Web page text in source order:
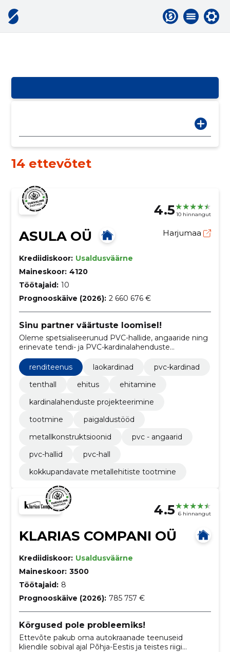
14 ettevõtet
4.5 10 hinnangut
ASULA OÜ Harjumaa
Krediidiskoor: Usaldusväärne
Maineskoor: 4120
Töötajaid: 10
Prognooskäive (2026): 2 660 676 €
Sinu partner väärtuste loomisel!
Oleme spetsialiseerunud PVC-hallide, angaaride ning
erinevate tendi- ja PVC-kardinalahenduste
väljatöötamisele, valmistamisele ja paigaldamisele.
renditeenus
laokardinad
pvc-kardinad
tenthall
ehitus
ehitamine
kardinalahenduste projekteerimine
tootmine
paigaldustööd
metallkonstruktsioonid
pvc - angaarid
pvc-hallid
pvc-hall
kokkupandavate metallehitiste tootmine
4.5 6 hinnangut
KLARIAS COMPANI OÜ
Krediidiskoor: Usaldusväärne
Maineskoor: 3500
Töötajaid: 8
Prognooskäive (2026): 785 757 €
Kõrgused pole probleemiks!
Ettevõte pakub oma autokraanade teenuseid
kliendile sobival ajal Põhja-Eestis ja teistes riigi